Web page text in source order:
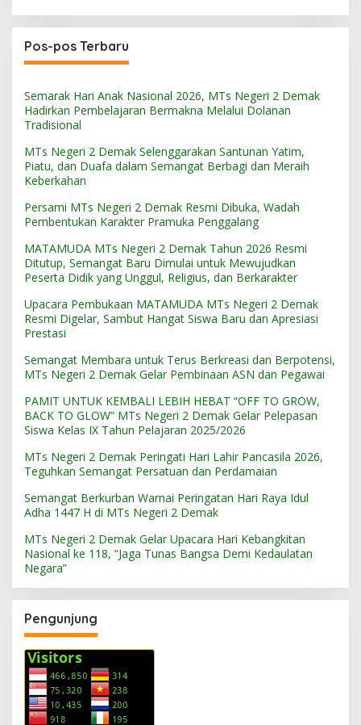
Pos-pos Terbaru
Semarak Hari Anak Nasional 2026, MTs Negeri 2 Demak
Hadirkan Pembelajaran Bermakna Melalui Dolanan
Tradisional
MTs Negeri 2 Demak Selenggarakan Santunan Yatim,
Piatu, dan Duafa dalam Semangat Berbagi dan Meraih
Keberkahan
Persami MTs Negeri 2 Demak Resmi Dibuka, Wadah
Pembentukan Karakter Pramuka Penggalang
MATAMUDA MTs Negeri 2 Demak Tahun 2026 Resmi
Ditutup, Semangat Baru Dimulai untuk Mewujudkan
Peserta Didik yang Unggul, Religius, dan Berkarakter
Upacara Pembukaan MATAMUDA MTs Negeri 2 Demak
Resmi Digelar, Sambut Hangat Siswa Baru dan Apresiasi
Prestasi
Semangat Membara untuk Terus Berkreasi dan Berpotensi,
MTs Negeri 2 Demak Gelar Pembinaan ASN dan Pegawai
PAMIT UNTUK KEMBALI LEBIH HEBAT “OFF TO GROW,
BACK TO GLOW” MTs Negeri 2 Demak Gelar Pelepasan
Siswa Kelas IX Tahun Pelajaran 2025/2026
MTs Negeri 2 Demak Peringati Hari Lahir Pancasila 2026,
Teguhkan Semangat Persatuan dan Perdamaian
Semangat Berkurban Warnai Peringatan Hari Raya Idul
Adha 1447 H di MTs Negeri 2 Demak
MTs Negeri 2 Demak Gelar Upacara Hari Kebangkitan
Nasional ke 118, “Jaga Tunas Bangsa Demi Kedaulatan
Negara”
Pengunjung